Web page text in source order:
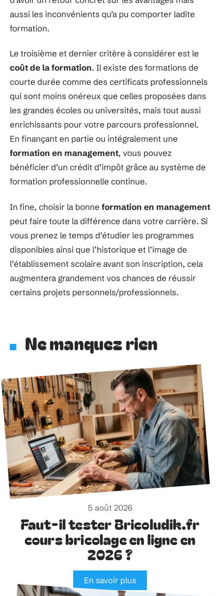
aussi les inconvénients qu’a pu comporter ladite
formation.
Le troisième et dernier critère à considérer est le
coût de la formation. Il existe des formations de
courte durée comme des certificats professionnels
qui sont moins onéreux que celles proposées dans
les grandes écoles ou universités, mais tout aussi
enrichissants pour votre parcours professionnel.
En finançant en partie ou intégralement une
formation en management, vous pouvez
bénéficier d’un crédit d’impôt grâce au système de
formation professionnelle continue.
In fine, choisir la bonne formation en management
peut faire toute la différence dans votre carrière. Si
vous prenez le temps d’étudier les programmes
disponibles ainsi que l’historique et l’image de
l’établissement scolaire avant son inscription, cela
augmentera grandement vos chances de réussir
certains projets personnels/professionnels.
Ne manquez rien
5 août 2026
Faut-il tester Bricoludik.fr
cours bricolage en ligne en
2026 ?
En savoir plus